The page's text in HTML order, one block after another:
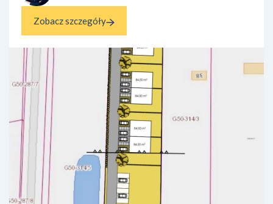
Zobacz szczegóły